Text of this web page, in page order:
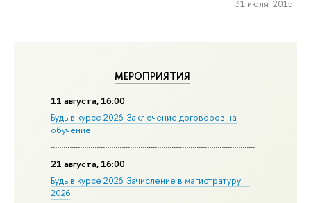
МЕРОПРИЯТИЯ
11 августа, 16:00
Будь в курсе 2026: Заключение договоров на
обучение
21 августа, 16:00
Будь в курсе 2026: Зачисление в магистратуру —
2026
31 июля 2015